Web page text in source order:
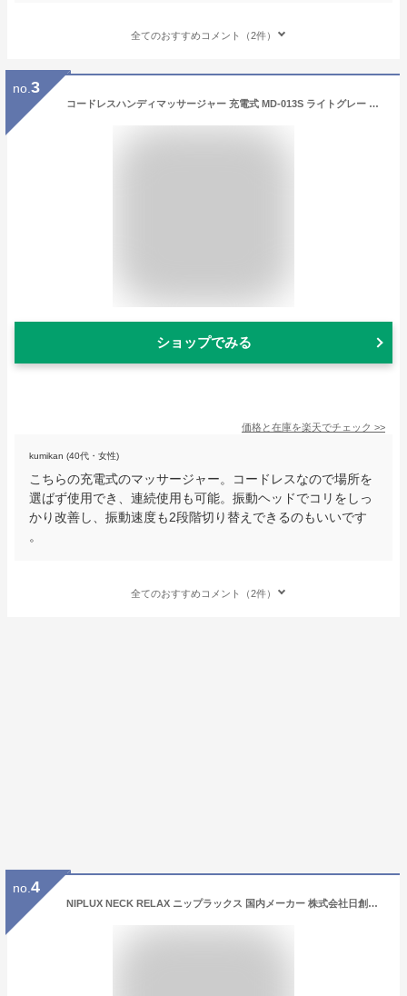
全てのおすすめコメント（2件）
no. 3
コードレスハンディマッサージャー 充電式 MD-013S ライトグレー マッサージャー ハンディマッサージャー マッサージ器 電動マッサージャー ハンディーマッサージャー 電マ マッサージ機 バイブ コードレス 連続使用 スライヴ THRIVE 【送料無料】
ショップでみる
価格と在庫を楽天でチェック >>
kumikan (40代・女性)
こちらの充電式のマッサージャー。コードレスなので場所を
選ばず使用でき、連続使用も可能。振動ヘッドでコリをしっ
かり改善し、振動速度も2段階切り替えできるのもいいです
。
全てのおすすめコメント（2件）
no. 4
NIPLUX NECK RELAX ニップラックス 国内メーカー 株式会社日創プラス 肩 首 コードレス 静音 軽量 敬老の日 誕生日プレゼント (ホワイト)